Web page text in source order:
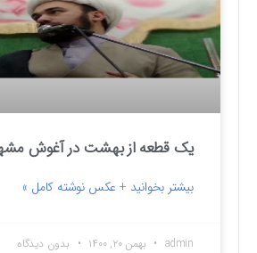
یک قطعه از بهشت در آغوش مشهد
بیشتر بخوانید + عکس نوشته کامل »
admin بهمن ۲۰, ۱۴۰۰ بدون دیدگاه